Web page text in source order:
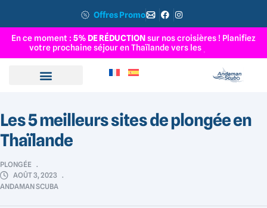
Offres Promo
En ce moment : 5% DE RÉDUCTIONsur nos croisières ! Planifiez
votre prochaine séjour en Thaïlande vers les
ÎlesSurin
Les 5 meilleurs sites de plongée en
Thaïlande
PLONGÉE
AOÛT 3, 2023
ANDAMAN SCUBA